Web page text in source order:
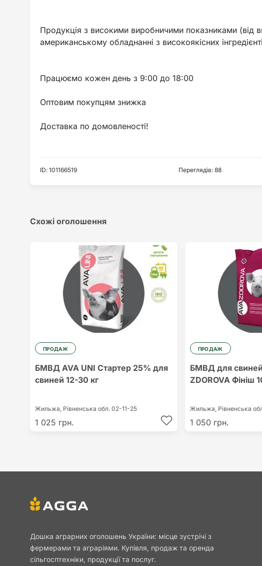
Продукція з високими виробничими показниками (від
американському обладнанні з високоякісних
Працюємо кожен день з 9:00 до 18:00
Оптовим покупцям знижка
ID: 101166519 Переглядів: 88
Схожі оголошення
ПРОДАЖ
БМВД AVA UNI Стартер 25% для
свиней 12-30 кг
Жильжа, Рівненська обл. 02-11-25
1 025 грн.
ПРОДАЖ
БМВД для свиней
ZDOROVA Фініш
Жильжа, Рівненська
1 050 грн.
Дошка аграрних оголошень України: місце зустрічі з
фермерами та аграріями. Купівля, продаж та оренда
сільгосптехніки, продукції та послуг.